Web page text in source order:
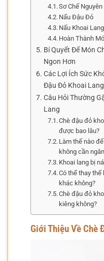
Sơ Chế
Nấu Đậu Đỏ
Nấu Khoai
Hoàn Thành
Bí Quyết Để Món
Ngon Hơn
Các Lợi Ích Sức
Đậu Đỏ Khoai Lang
Câu Hỏi Thường
Lang
Chè đậu đỏ
được bao lâu?
Làm thế nào
không cần
Khoai lang bị
Có thể thay thế
khác không?
Chè đậu đỏ
kiêng không?
Giới Thiệu Về Chè